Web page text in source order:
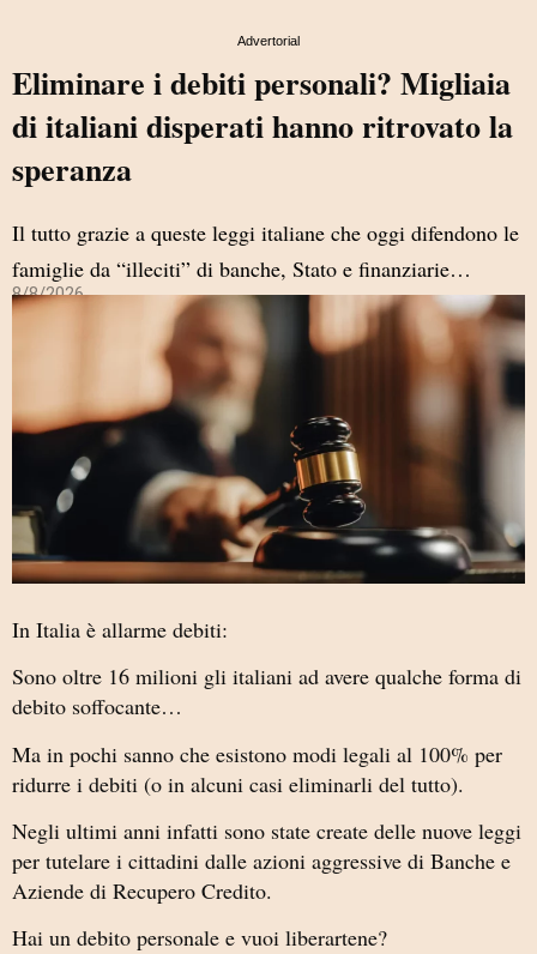
Advertorial
Eliminare i debiti personali? Migliaia
di italiani disperati hanno ritrovato la
speranza​
Il tutto grazie a queste leggi italiane che oggi difendono le
famiglie da “illeciti” di banche, Stato e finanziarie…
8/8/2026
In Italia è allarme debiti:
Sono oltre 16 milioni gli italiani ad avere qualche forma di
debito soffocante…
Ma in pochi sanno che esistono modi legali al 100% per
ridurre i debiti (o in alcuni casi eliminarli del tutto).
Negli ultimi anni infatti sono state create delle nuove leggi
per tutelare i cittadini dalle azioni aggressive di Banche e
Aziende di Recupero Credito.
Hai un debito personale e vuoi liberartene?